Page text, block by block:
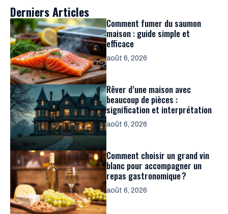
Derniers Articles
Comment fumer du saumon
maison : guide simple et
efficace
août 6, 2026
Rêver d’une maison avec
beaucoup de pièces :
signification et interprétation
août 6, 2026
Comment choisir un grand vin
blanc pour accompagner un
repas gastronomique ?
août 6, 2026